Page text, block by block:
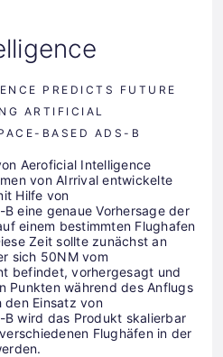
PREDICTS FUTURE
ARTIFICIAL
BASED ADS-B
Aeroficial Intelligence
von AIrrival entwickelte
Hilfe von
eine genaue Vorhersage der
einem bestimmten Flughafen
Zeit sollte zunächst an
sich 50NM vom
befindet, vorhergesagt und
Punkten während des Anflugs
den Einsatz von
wird das Produkt skalierbar
Flughäfen in der